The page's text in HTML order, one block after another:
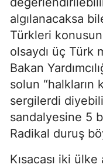
algılanacaksa
Türkleri
olsaydı üç Türk
Bakan
solun “halkların
sergilerdi
sandalyesine 5
Radikal duruş
Kısacası iki